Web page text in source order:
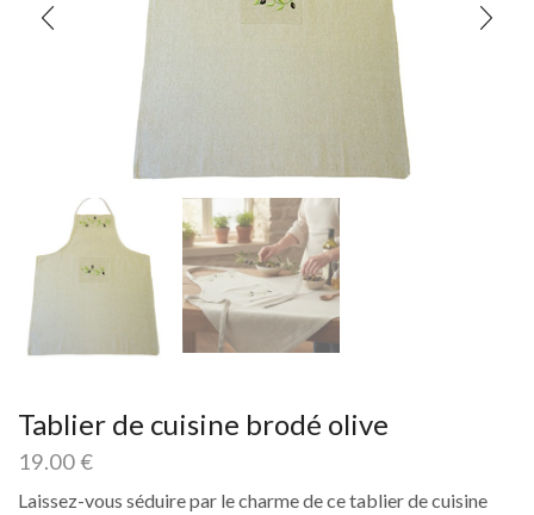
Tablier de cuisine brodé olive
19.00€
Laissez-vous séduire par le charme de ce tablier de cuisine